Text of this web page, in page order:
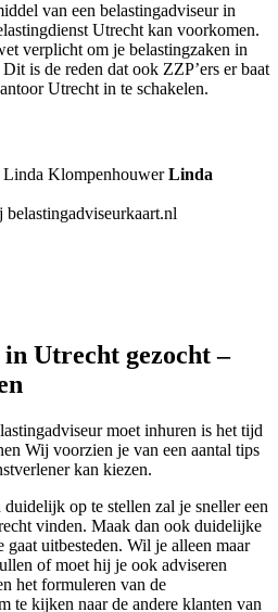
van een belastingadviseur in
Utrecht kan voorkomen.
verplicht om je belastingzaken in
is de reden dat ook ZZP’ers er baat
Utrecht in te schakelen.
Linda
belastingadviseurkaart.nl
Utrecht gezocht –
moet inhuren is het tijd
Wij voorzien je van een aantal tips
kan kiezen.
op te stellen zal je sneller een
vinden. Maak dan ook duidelijke
gaat uitbesteden. Wil je alleen maar
of moet hij je ook adviseren
het formuleren van de
te kijken naar de andere klanten van